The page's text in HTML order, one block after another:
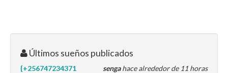
Últimos sueños publicados
sengahace alrededor de 11 horas
{+256747234371